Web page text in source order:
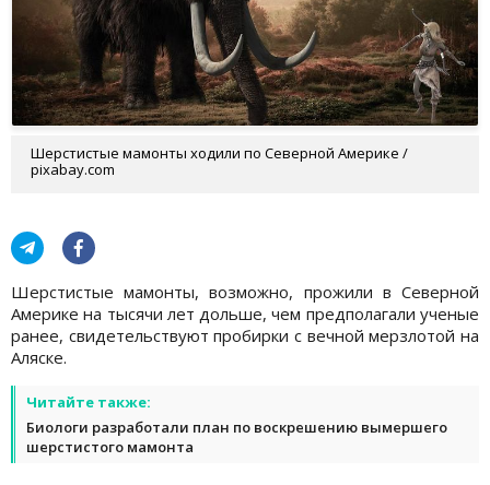
Шерстистые мамонты ходили по Северной Америке /
pixabay.com
Шерстистые мамонты, возможно, прожили в Северной
Америке на тысячи лет дольше, чем предполагали ученые
ранее, свидетельствуют пробирки с вечной мерзлотой на
Аляске.
Читайте также:
Биологи разработали план по воскрешению вымершего
шерстистого мамонта